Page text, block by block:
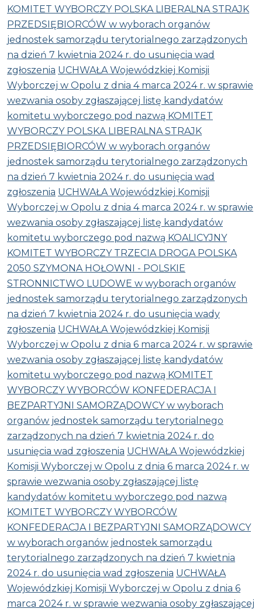
KOMITET WYBORCZY POLSKA LIBERALNA STRAJK
PRZEDSIĘBIORCÓW w wyborach organów
jednostek samorządu terytorialnego zarządzonych
na dzień 7 kwietnia 2024 r. do usunięcia wad
zgłoszenia UCHWAŁA Wojewódzkiej Komisji
Wyborczej w Opolu z dnia 4 marca 2024 r. w sprawie
wezwania osoby zgłaszającej listę kandydatów
komitetu wyborczego pod nazwą KOMITET
WYBORCZY POLSKA LIBERALNA STRAJK
PRZEDSIĘBIORCÓW w wyborach organów
jednostek samorządu terytorialnego zarządzonych
na dzień 7 kwietnia 2024 r. do usunięcia wad
zgłoszenia UCHWAŁA Wojewódzkiej Komisji
Wyborczej w Opolu z dnia 4 marca 2024 r. w sprawie
wezwania osoby zgłaszającej listę kandydatów
komitetu wyborczego pod nazwą KOALICYJNY
KOMITET WYBORCZY TRZECIA DROGA POLSKA
2050 SZYMONA HOŁOWNI - POLSKIE
STRONNICTWO LUDOWE w wyborach organów
jednostek samorządu terytorialnego zarządzonych
na dzień 7 kwietnia 2024 r. do usunięcia wady
zgłoszenia UCHWAŁA Wojewódzkiej Komisji
Wyborczej w Opolu z dnia 6 marca 2024 r. w sprawie
wezwania osoby zgłaszającej listę kandydatów
komitetu wyborczego pod nazwą KOMITET
WYBORCZY WYBORCÓW KONFEDERACJA I
BEZPARTYJNI SAMORZĄDOWCY w wyborach
organów jednostek samorządu terytorialnego
zarządzonych na dzień 7 kwietnia 2024 r. do
usunięcia wad zgłoszenia UCHWAŁA Wojewódzkiej
Komisji Wyborczej w Opolu z dnia 6 marca 2024 r. w
sprawie wezwania osoby zgłaszającej listę
kandydatów komitetu wyborczego pod nazwą
KOMITET WYBORCZY WYBORCÓW
KONFEDERACJA I BEZPARTYJNI SAMORZĄDOWCY
w wyborach organów jednostek samorządu
terytorialnego zarządzonych na dzień 7 kwietnia
2024 r. do usunięcia wad zgłoszenia UCHWAŁA
Wojewódzkiej Komisji Wyborczej w Opolu z dnia 6
marca 2024 r. w sprawie wezwania osoby zgłaszającej